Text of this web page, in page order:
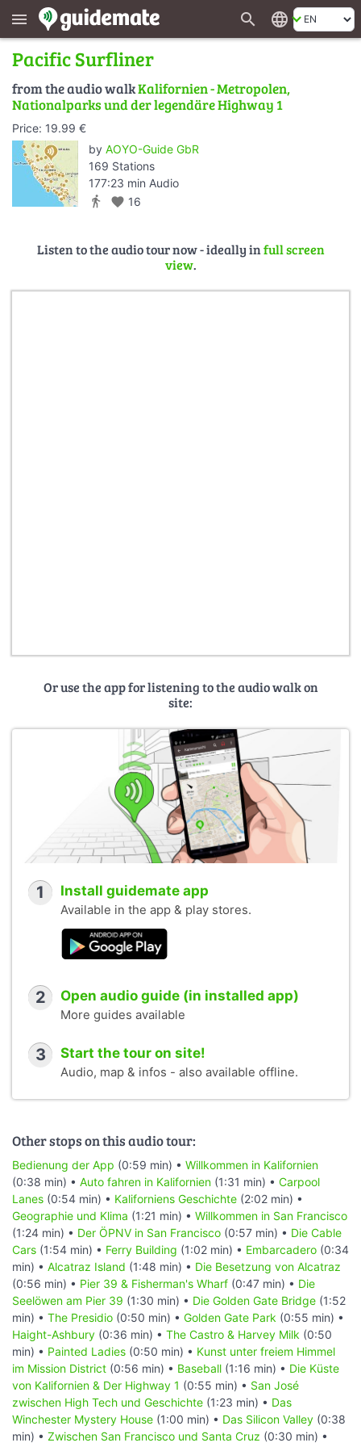
menu search language
Pacific Surfliner
from the audio walkKalifornien - Metropolen,
Nationalparks und der legendäre Highway 1
Price: 19.99 €
by AOYO-Guide GbR
169 Stations
177:23 min Audio
directions_walk favorite 16
Listen to the audio tour now - ideally infull screen
view.
Or use the app for listening to the audio walk on
site:
1 Install guidemate app
Available in the app & play stores.
2 Open audio guide (in installed app)
More guides available
3 Start the tour on site!
Audio, map & infos - also available offline.
Other stops on this audio tour:
Bedienung der App (0:59 min) • Willkommen in Kalifornien
(0:38 min) • Auto fahren in Kalifornien (1:31 min) • Carpool
Lanes (0:54 min) • Kaliforniens Geschichte (2:02 min) •
Geographie und Klima (1:21 min) • Willkommen in San Francisco
(1:24 min) • Der ÖPNV in San Francisco (0:57 min) • Die Cable
Cars (1:54 min) • Ferry Building (1:02 min) • Embarcadero (0:34
min) • Alcatraz Island (1:48 min) • Die Besetzung von Alcatraz
(0:56 min) • Pier 39 & Fisherman's Wharf (0:47 min) • Die
Seelöwen am Pier 39 (1:30 min) • Die Golden Gate Bridge (1:52
min) • The Presidio (0:50 min) • Golden Gate Park (0:55 min) •
Haight-Ashbury (0:36 min) • The Castro & Harvey Milk (0:50
min) • Painted Ladies (0:50 min) • Kunst unter freiem Himmel
im Mission District (0:56 min) • Baseball (1:16 min) • Die Küste
von Kalifornien & Der Highway 1 (0:55 min) • San José
zwischen High Tech und Geschichte (1:23 min) • Das
Winchester Mystery House (1:00 min) • Das Silicon Valley (0:38
min) • Zwischen San Francisco und Santa Cruz (0:30 min) •